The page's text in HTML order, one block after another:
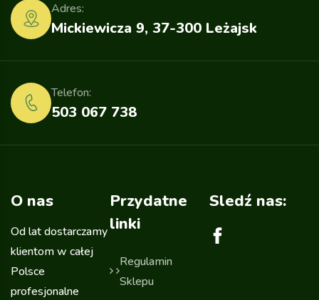
Mickiewicza 9, 37-300 Leżajsk
Adres:
503 067 738
Telefon:
O nas
Od lat dostarczamy
klientom w całej
Polsce
profesjonalne
Przydatne
linki
Regulamin
Sklepu
Sledź nas: